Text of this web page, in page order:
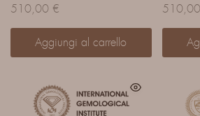
510,00 €
Aggiungi al carrello
510,00